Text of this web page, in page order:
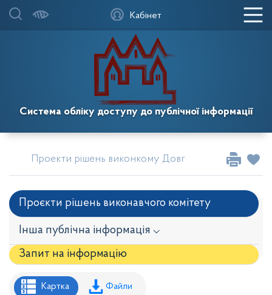
Система обліку доступу до публічної інформації
Кабінет
Проекти рішень виконкому Довгинцівської
Проєкти рішень виконавчого комітету
Інша публічна інформація ⌵
Запит на iнформацію
Рішення районної ради
Картка Файли